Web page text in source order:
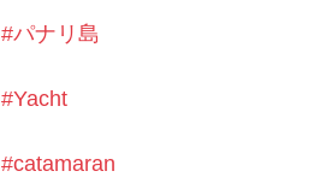
#パナリ島
#Yacht
#catamaran